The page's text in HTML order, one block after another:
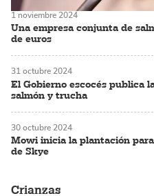
Una empresa conjunta de
de euros
1 noviembre 2024
El Gobierno escocés publica
salmón y trucha
31 octubre 2024
Mowi inicia la plantación
de Skye
30 octubre 2024
Crianzas